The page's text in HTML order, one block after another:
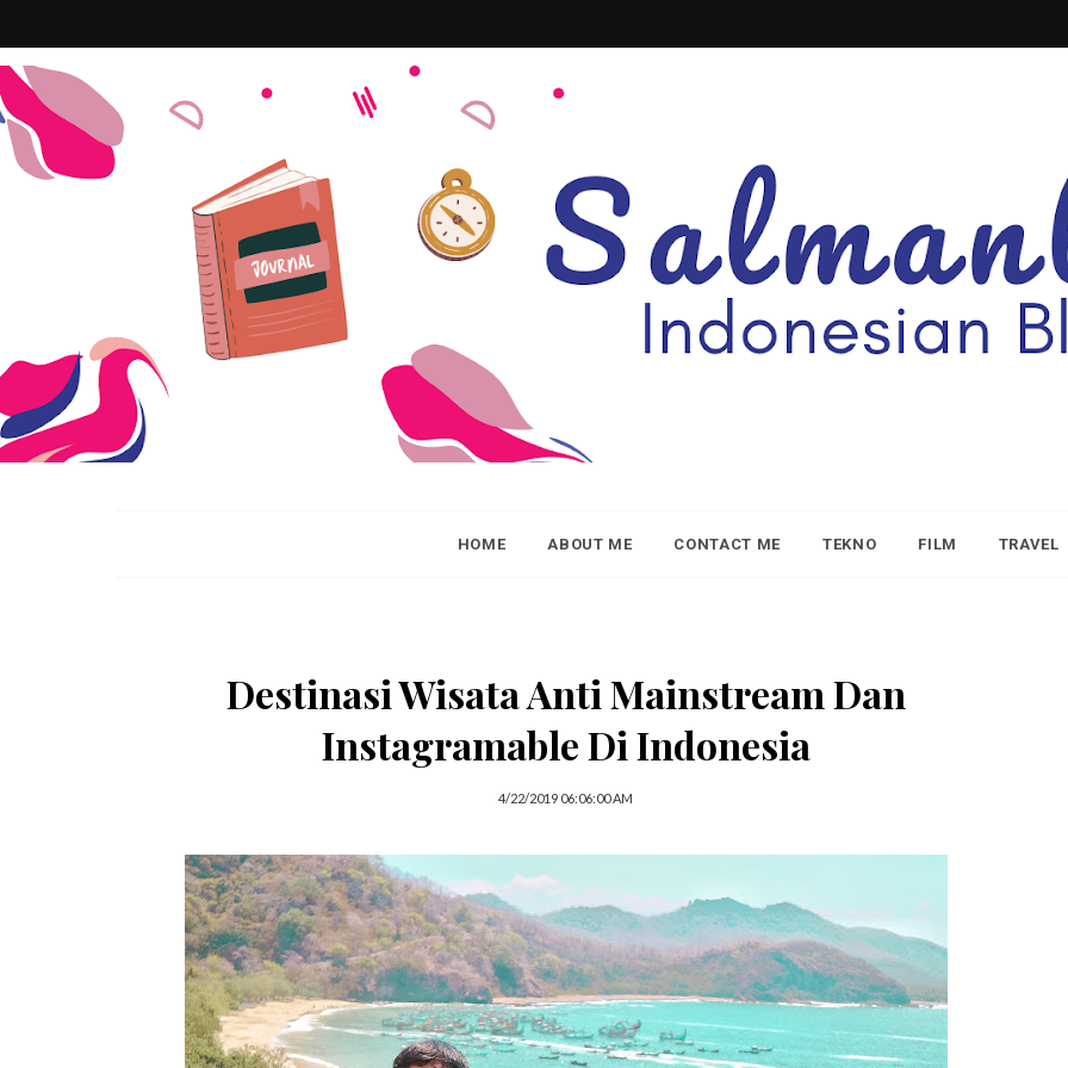
HOME ABOUT ME CONTACT ME TEKNO FILM TRAVEL
Destinasi Wisata Anti Mainstream Dan
Instagramable Di Indonesia
4/22/2019 06:06:00 AM